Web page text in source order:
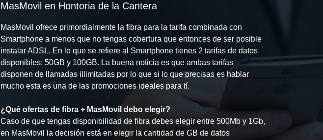
MasMovil en Hontoria de la Cantera
MasMovil ofrece primordialmente la fibra para la tarifa combinada con
Smartphone a menos que no tengas cobertura que entonces de ser posible
instalar ADSL. En lo que se refiere al Smartphone tienes 2 tarifas de datos
disponibles: 50GB y 100GB. La buena noticia es que ambas tarifas
disponen de llamadas illimitadas por lo que si lo que precisas es hablar
mucho esta es una de las promociones ideales para tí.
¿Qué ofertas de fibra + MasMovil debo elegir?
Caso de que tengas disponibilidad de fibra debes elegir entre 500Mb y 1Gb,
en MasMovil la decisión está en elegir la cantidad de GB de datos